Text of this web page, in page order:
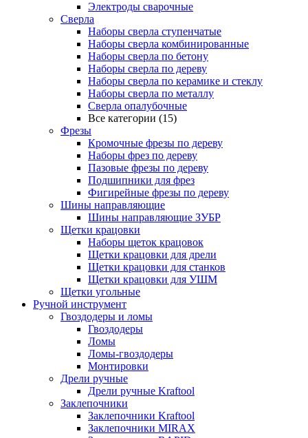
Электроды сварочные
Сверла
Наборы cверла ступенчатые
Наборы сверла комбинированные
Наборы сверла по бетону
Наборы сверла по дереву
Наборы сверла по керамике и стеклу
Наборы сверла по металлу
Сверла опалубочные
Все категории (15)
Фрезы
Кромочные фрезы по дереву
Наборы фрез по дереву
Пазовые фрезы по дереву
Подшипники для фрез
Фигирейные фрезы по дереву
Шины направляющие
Шины направляющие ЗУБР
Щетки крацовки
Наборы щеток крацовок
Щетки крацовки для дрели
Щетки крацовки для станков
Щетки крацовки для УШМ
Щетки угольные
Ручной инструмент
Гвоздодеры и ломы
Гвоздодеры
Ломы
Ломы-гвоздодеры
Монтировки
Дрели ручные
Дрели ручные Kraftool
Заклепочники
Заклепочники Kraftool
Заклепочники MIRAX